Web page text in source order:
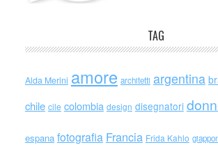
TAG
Alda Merini amore architetti argentina
chile cile colombia design disegnatori
espana fotografia Francia Frida Kahlo